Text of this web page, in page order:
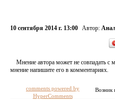
10 сентября 2014 г. 13:00 Автор:
Мнение автора может не совпадать с
мнение напишите его в комментариях.
Возник
comments powered by
HyperComments